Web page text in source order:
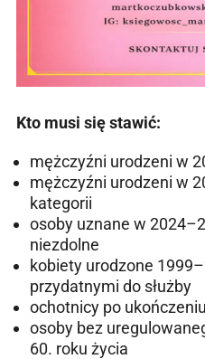
Kto musi się stawić:
mężczyźni urodzeni w
mężczyźni urodzeni w
kategorii
osoby uznane w
niezdolne
kobiety urodzone
przydatnymi do służby
ochotnicy po
osoby bez
60. roku życia